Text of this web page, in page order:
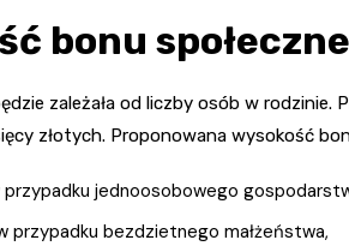
bonu
zależała od liczby osób w
złotych. Proponowana wysokość
przypadku jednoosobowego
przypadku bezdzietnego małżeństwa,